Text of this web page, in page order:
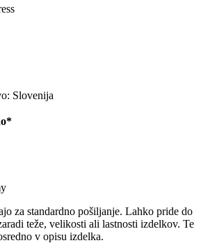
Slovenija
za standardno pošiljanje. Lahko pride do
teže, velikosti ali lastnosti izdelkov. Te
v opisu izdelka.